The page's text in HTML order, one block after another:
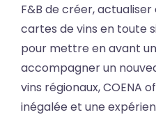
F&B de créer,
cartes de vins en toute
pour mettre en avant
accompagner un
vins régionaux, COENA
inégalée et une